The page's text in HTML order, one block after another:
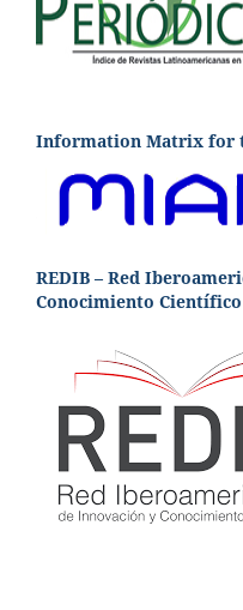
Information Matrix for
REDIB – Red
Conocimiento Científico